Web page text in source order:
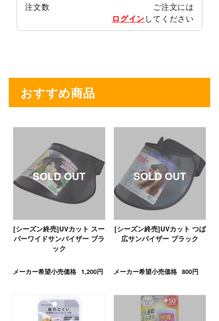
注文数
ご注文には
ログインしてください
おすすめ商品
[シーズン終売]UVカット スー
パーワイドサンバイザー ブラ
ック
メーカー希望小売価格 1,200円
[シーズン終売]UVカット つば
広サンバイザー ブラック
メーカー希望小売価格 800円